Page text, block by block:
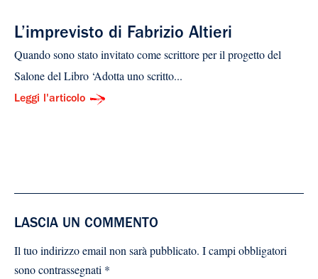
L’imprevisto di Fabrizio Altieri
Quando sono stato invitato come scrittore per il progetto del
Salone del Libro ‘Adotta uno scritto...
Leggi l'articolo
LASCIA UN COMMENTO
Il tuo indirizzo email non sarà pubblicato. I campi obbligatori
sono contrassegnati *